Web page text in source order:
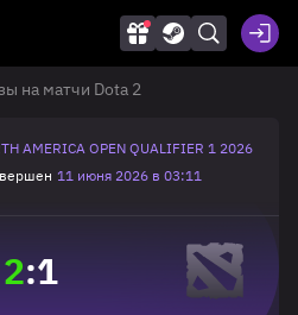
на матчи Dota 2
AMERICA OPEN QUALIFIER 1 2026
11 июня 2026 в 03:11
2:1